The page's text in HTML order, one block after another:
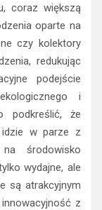
coraz większą
oparte na
czy kolektory
redukując
podejście
i
podkreślić, że
idzie w parze z
środowisko
wydajne, ale
są atrakcyjnym
z